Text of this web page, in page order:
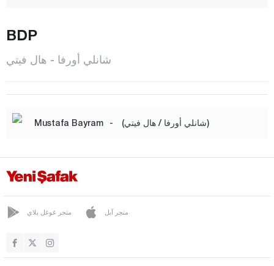
هاليليه
حرّان
كارا كوبرو
سيفريك
فيران شهير
سيرت
سيفاس
BDP
شانلي أورفا - هال فيتي
Mustafa Bayram - (شانلي أورفا / هال فيتي)
متجر غوغل بلاي متجر آبل